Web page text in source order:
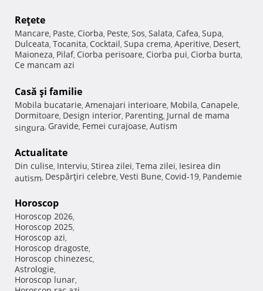
Reţete
Mancare, Paste, Ciorba, Peste, Sos, Salata, Cafea, Supa,
Dulceata, Tocanita, Cocktail, Supa crema, Aperitive, Desert,
Maioneza, Pilaf, Ciorba perisoare, Ciorba pui, Ciorba burta,
Ce mancam azi
Casă şi familie
Mobila bucatarie, Amenajari interioare, Mobila, Canapele,
Dormitoare, Design interior, Parenting, Jurnal de mama
singura, Gravide, Femei curajoase, Autism
Actualitate
Din culise, Interviu, Stirea zilei, Tema zilei, Iesirea din
autism, Despărţiri celebre, Vesti Bune, Covid-19, Pandemie
Horoscop
Horoscop 2026,
Horoscop 2025,
Horoscop azi,
Horoscop dragoste,
Horoscop chinezesc,
Astrologie,
Horoscop lunar,